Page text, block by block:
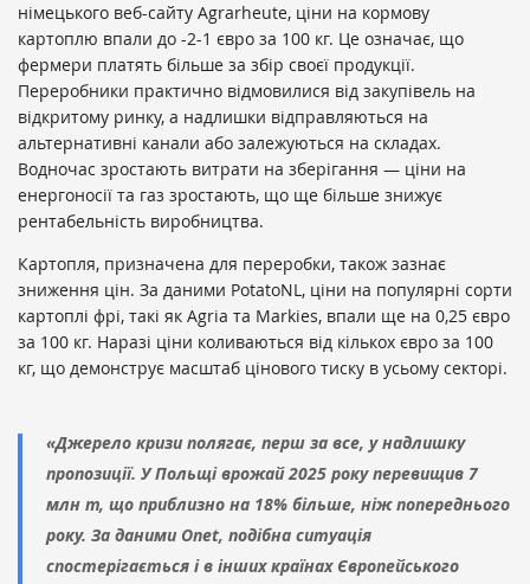
німецького веб-сайту Agrarheute, ціни на кормову
картоплю впали до -2-1 євро за 100 кг. Це означає, що
фермери платять більше за збір своєї продукції.
Переробники практично відмовилися від закупівель на
відкритому ринку, а надлишки відправляються на
альтернативні канали або залежуються на складах.
Водночас зростають витрати на зберігання — ціни на
енергоносії та газ зростають, що ще більше знижує
рентабельність виробництва.
Картопля, призначена для переробки, також зазнає
зниження цін. За даними PotatoNL, ціни на популярні сорти
картоплі фрі, такі як Agria та Markies, впали ще на 0,25 євро
за 100 кг. Наразі ціни коливаються від кількох євро за 100
кг, що демонструє масштаб цінового тиску в усьому секторі.
«Джерело кризи полягає, перш за все, у надлишку
пропозиції. У Польщі врожай 2025 року перевищив 7
млн т, що приблизно на 18% більше, ніж попереднього
року. За даними Onet, подібна ситуація
спостерігається і в інших країнах Європейського